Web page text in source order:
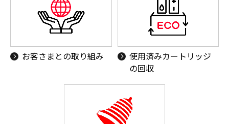
お客さまとの取り組み
使用済みカートリッジ
の回収